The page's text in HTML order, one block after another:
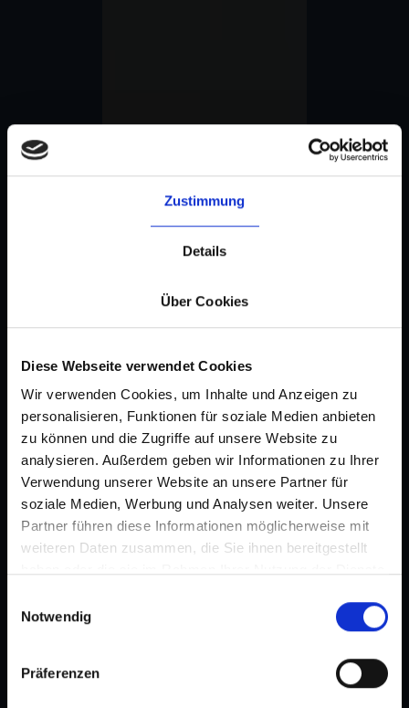
Zustimmung
Details
Über Cookies
Diese Webseite verwendet Cookies
Wir verwenden Cookies, um Inhalte und Anzeigen zu
personalisieren, Funktionen für soziale Medien anbieten
zu können und die Zugriffe auf unsere Website zu
analysieren. Außerdem geben wir Informationen zu Ihrer
Verwendung unserer Website an unsere Partner für
soziale Medien, Werbung und Analysen weiter. Unsere
Partner führen diese Informationen möglicherweise mit
weiteren Daten zusammen, die Sie ihnen bereitgestellt
Notwendig
Präferenzen